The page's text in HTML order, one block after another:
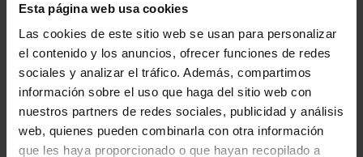
Esta página web usa cookies
Las cookies de este sitio web se usan para personalizar
el contenido y los anuncios, ofrecer funciones de redes
sociales y analizar el tráfico. Además, compartimos
información sobre el uso que haga del sitio web con
nuestros partners de redes sociales, publicidad y análisis
web, quienes pueden combinarla con otra información
que les haya proporcionado o que hayan recopilado a
CAPITALES ESPAÑOLAS
- PONTEVEDRA
73,00 €
CAPITALES ESPAÑOLAS
- HUELVA
73,00 €